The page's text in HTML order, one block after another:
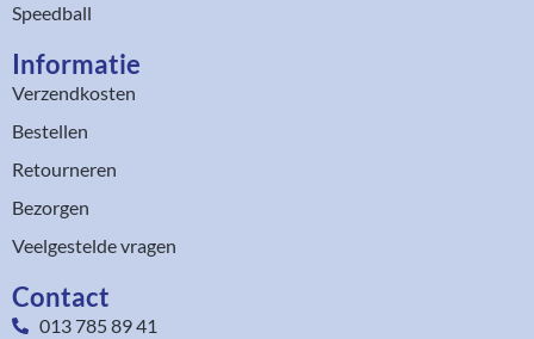
Speedball
Informatie
Verzendkosten
Bestellen
Retourneren
Bezorgen
Veelgestelde vragen
Contact
013 785 89 41